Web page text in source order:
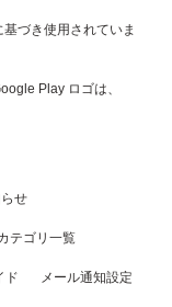
づき使用されていま
Play ロゴは、
せ
テゴリ一覧
ド メール通知設定